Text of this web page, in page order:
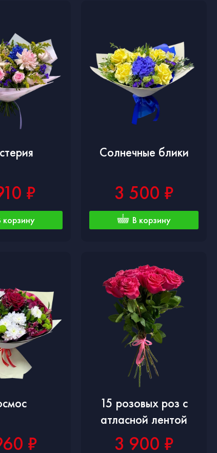
₽
корзину
Солнечные блики
3 500 ₽
В корзину
₽
15 розовых роз с
атласной лентой
3 900 ₽